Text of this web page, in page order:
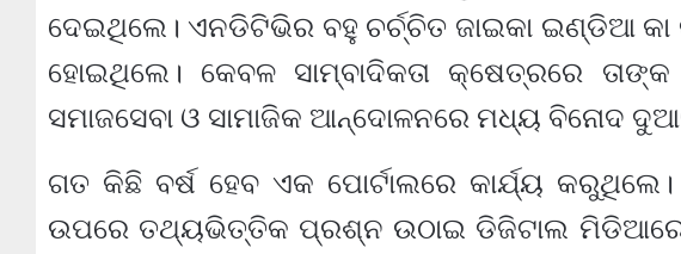
ଦେଇଥିଲେ। ଏନଡିଟିଭିର ବହୁ ଚର୍ଚ୍ଚିତ ଜାଇକା ଇଣ୍ଡିଆ କା
ହୋଇଥିଲେ। କେବଳ ସାମ୍ବାଦିକତା କ୍ଷେତ୍ରରେ
ସମାଜସେବା ଓ ସାମାଜିକ ଆନ୍ଦୋଳନରେ ମଧ୍ୟ ବିନୋଦ
ଗତ କିଛି ବର୍ଷ ହେବ ଏକ ପୋର୍ଟାଲରେ କାର୍ଯ୍ୟ
ଉପରେ ତଥ୍ୟଭିତ୍ତିକ ପ୍ରଶ୍ନ ଉଠାଇ ଡିଜିଟାଲ ମିଡିଆରେ